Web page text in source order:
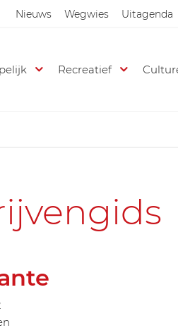
Nieuws Wegwies Uitagenda
Recreatief